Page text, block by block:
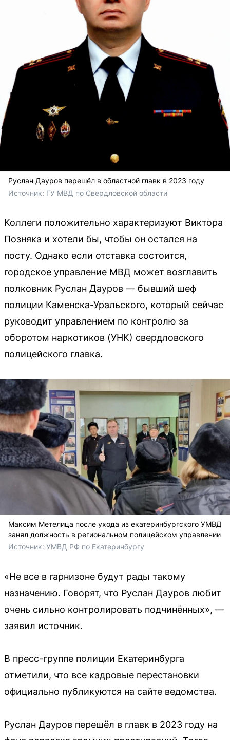
Руслан Дауров перешёл в областной главк в 2023 году
Источник: ГУ МВД по Свердловской области
Коллеги положительно характеризуют Виктора
Позняка и хотели бы, чтобы он остался на
посту. Однако если отставка состоится,
городское управление МВД может возглавить
полковник Руслан Дауров — бывший шеф
полиции Каменска-Уральского, который сейчас
руководит управлением по контролю за
оборотом наркотиков (УНК) свердловского
полицейского главка.
Максим Метелица после ухода из екатеринбургского УМВД
занял должность в региональном полицейском управлении
Источник: УМВД РФ по Екатеринбургу
«Не все в гарнизоне будут рады такому
назначению. Говорят, что Руслан Дауров любит
очень сильно контролировать подчинённых», —
заявил источник.
В пресс-группе полиции Екатеринбурга
отметили, что все кадровые перестановки
официально публикуются на сайте ведомства.
Руслан Дауров перешёл в главк в 2023 году на